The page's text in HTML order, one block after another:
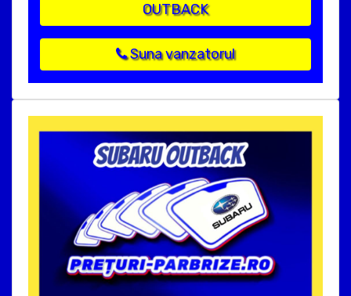
OUTBACK
Suna vanzatorul